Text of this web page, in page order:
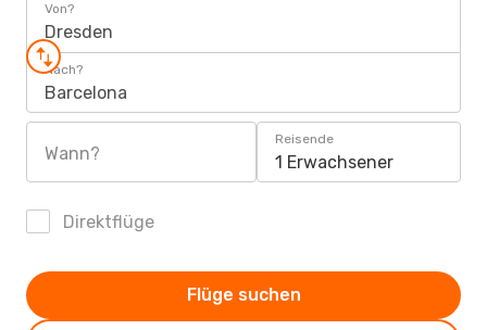
Von?
Dresden
Nach?
Barcelona
Wann?
Reisende
1 Erwachsener
Direktflüge
Flüge suchen